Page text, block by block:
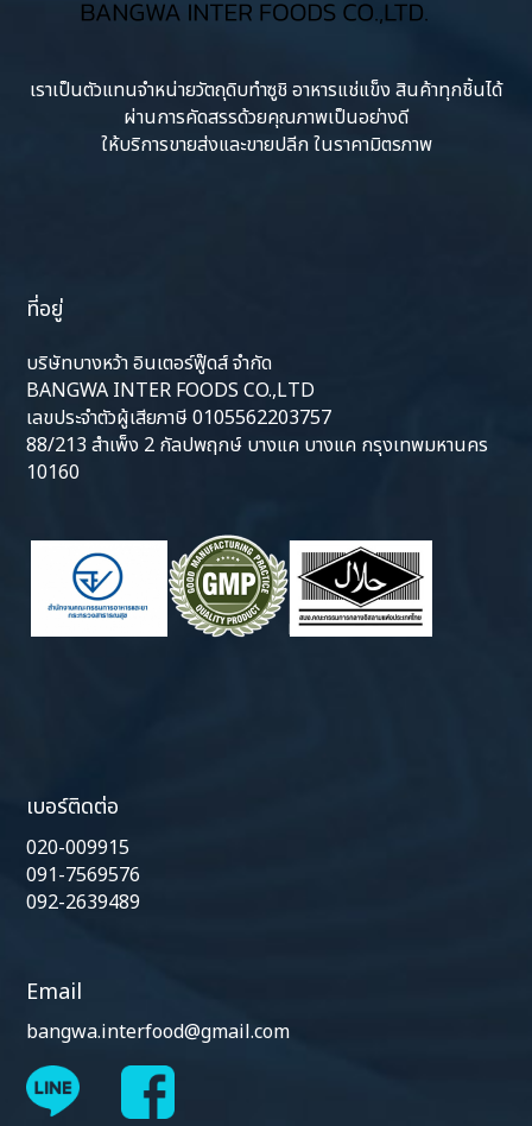
เราเป็นตัวแทนจำหน่ายวัตถุดิบทำซูชิ อาหารแช่แข็ง สินค้าทุกชิ้นได้
ผ่านการคัดสรรด้วยคุณภาพเป็นอย่างดี
ให้บริการขายส่งและขายปลีก ในราคามิตรภาพ
ที่อยู่
บริษัทบางหว้า อินเตอร์ฟู๊ดส์ จำกัด
BANGWA INTER FOODS CO.,LTD
เลขประจำตัวผู้เสียภาษี 0105562203757
88/213 สำเพ็ง 2 กัลปพฤกษ์ บางแค บางแค กรุงเทพมหานคร
10160
เบอร์ติดต่อ
020-009915
091-7569576
092-2639489
Email
bangwa.interfood@gmail.com